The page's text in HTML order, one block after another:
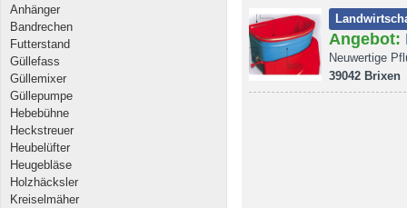
Anhänger
Bandrechen
Futterstand
Güllefass
Güllemixer
Güllepumpe
Hebebühne
Heckstreuer
Heubelüfter
Heugebläse
Holzhäcksler
Kreiselmäher
Angebot:
Neuwertige
39042 Brixen